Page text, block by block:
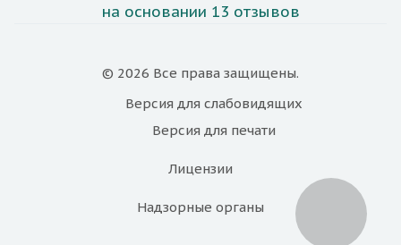
на основании 13 отзывов
© 2026 Все права защищены.
Версия для слабовидящих
Версия для печати
Лицензии
Надзорные органы